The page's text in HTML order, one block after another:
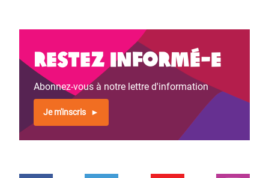
Restez informé-e
Abonnez-vous à notre lettre d'information
Je m'inscris